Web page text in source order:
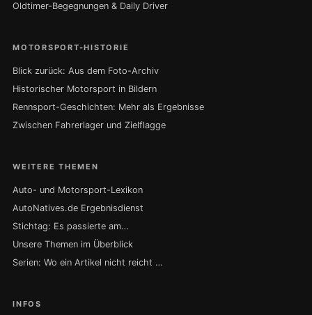
Oldtimer-Begegnungen & Daily Driver
MOTORSPORT-HISTORIE
Blick zurück: Aus dem Foto-Archiv
Historischer Motorsport in Bildern
Rennsport-Geschichten: Mehr als Ergebnisse
Zwischen Fahrerlager und Zielflagge
WEITERE THEMEN
Auto- und Motorsport-Lexikon
AutoNatives.de Ergebnisdienst
Stichtag: Es passierte am…
Unsere Themen im Überblick
Serien: Wo ein Artikel nicht reicht …
INFOS